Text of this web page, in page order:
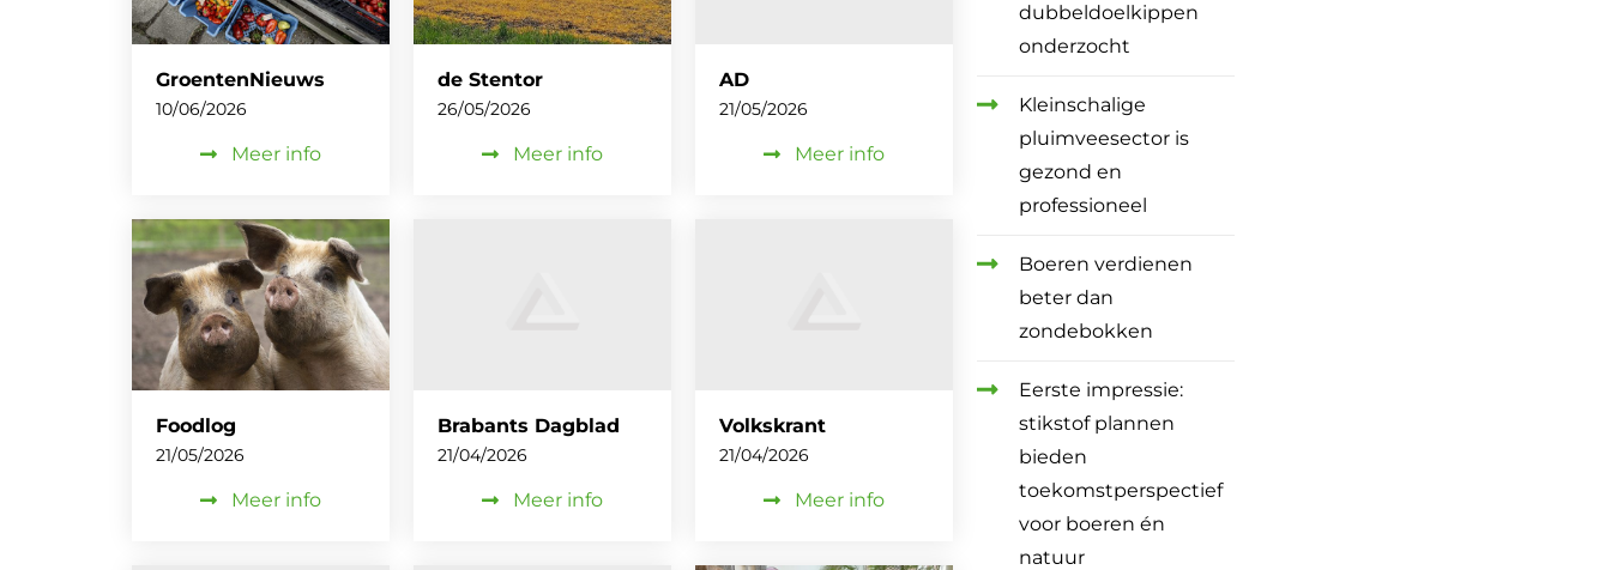
GroentenNieuws
10/06/2026
Meer info
de Stentor
26/05/2026
Meer info
AD
21/05/2026
Meer info
Foodlog
21/05/2026
Meer info
Brabants Dagblad
21/04/2026
Meer info
Volkskrant
21/04/2026
Meer info
dubbeldoelkippen
onderzocht
Kleinschalige
pluimveesector is
gezond en
professioneel
Boeren verdienen
beter dan
zondebokken
Eerste impressie:
stikstof plannen
bieden
toekomstperspectief
voor boeren én
natuur